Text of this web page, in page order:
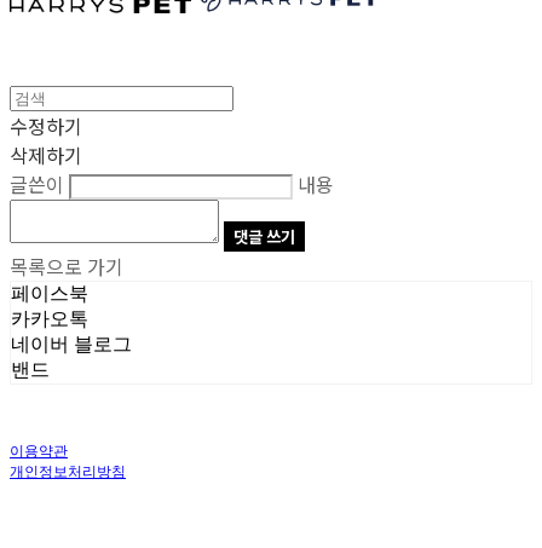
수정하기
삭제하기
글쓴이
내용
댓글 쓰기
목록으로 가기
페이스북
카카오톡
네이버 블로그
밴드
이용약관
개인정보처리방침